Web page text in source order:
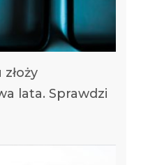
lata. Sprawdzi